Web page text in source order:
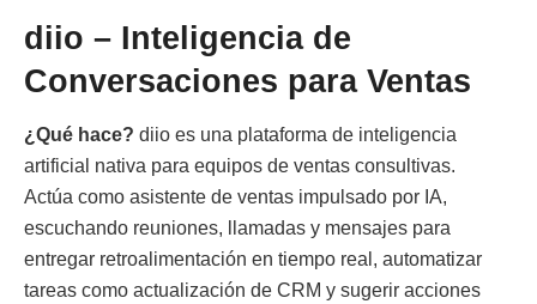
diio – Inteligencia de
Conversaciones para Ventas
¿Qué hace? diio es una plataforma de inteligencia
artificial nativa para equipos de ventas consultivas.
Actúa como asistente de ventas impulsado por IA,
escuchando reuniones, llamadas y mensajes para
entregar retroalimentación en tiempo real, automatizar
tareas como actualización de CRM y sugerir acciones